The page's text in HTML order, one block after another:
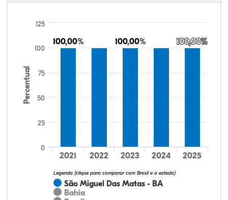
Percentual
100,00%
100,00% 100,00%
100,00% 100,00%
100,00%
São Miguel Das Matas - BA
Bahia
Legenda (clique para comparar com Brasil e o estado)
2021 2022 2023 2024 2025
0
25
50
75
100
125
14,43%
22,68%
0,00%
61,86%
0,00%
1,03%
32,28%
12,07%
0,23%
51,73%
2,94%
0,75%